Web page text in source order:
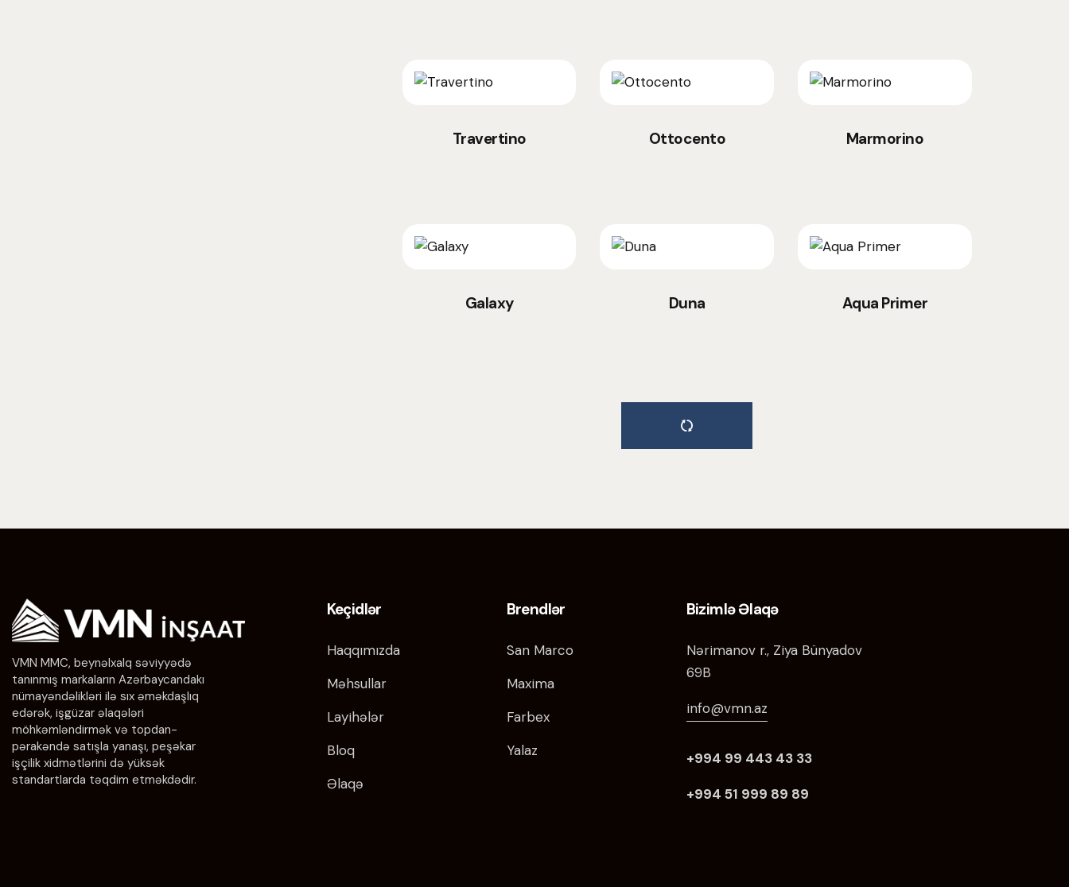
Travertino Ottocento Marmorino
Galaxy Duna Aqua Primer
VMN MMC, beynəlxalq səviyyədə
tanınmış markaların Azərbaycandakı
nümayəndəlikləri ilə sıx əməkdaşlıq
edərək, işgüzar əlaqələri
möhkəmləndirmək və topdan-
pərakəndə satışla yanaşı, peşəkar
işçilik xidmətlərini də yüksək
standartlarda təqdim etməkdədir.
Keçidlər
Haqqımızda
Məhsullar
Layihələr
Bloq
Əlaqə
Brendlər
San Marco
Maxima
Farbex
Yalaz
Bizimlə Əlaqə
Nərimanov r., Ziya Bünyadov
69B
info@vmn.az
+994 99 443 43 33
+994 51 999 89 89